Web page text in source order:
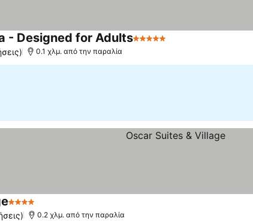
- Designed for Adults5 Αστέρια
0.1 χλμ. από την παραλία
4 Αστέρια
0.2 χλμ. από την παραλία